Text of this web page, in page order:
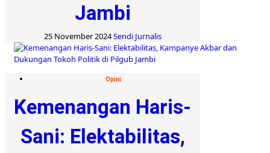
Jambi
25 November 2024Sendi Jurnalis
Opini
Kemenangan Haris-
Sani: Elektabilitas,